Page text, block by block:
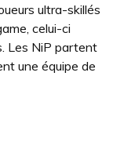
ultra-skillés
celui-ci
Les NiP partent
une équipe de